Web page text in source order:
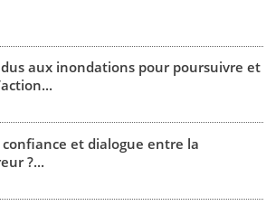
aux inondations pour poursuivre et
et dialogue entre la
?...